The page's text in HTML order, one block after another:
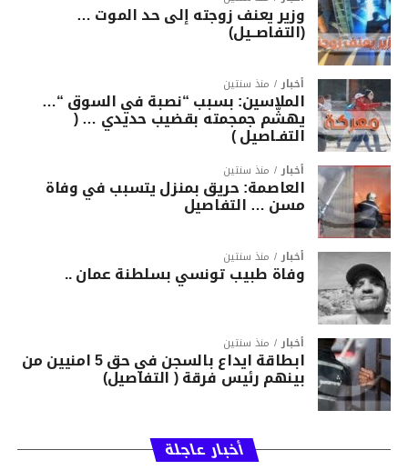
وزير يعنف زوجته إلى حد الموت …
(التفاصــيل)
أخبار منذ سنتين
الملاسين: بسبب “نصبة في السوق “…
يهشّم جمجمته بقضيب حديدي … (
التفـاصيل )
أخبار منذ سنتين
العاصمة: حريق بمنزل يتسبب في وفاة
مسن … التفاصيل
أخبار منذ سنتين
وفاة طبيب تونسي بسلطنة عمان ..
أخبار منذ سنتين
ابطاقة ايداع بالسجن في حق 5 امنيين من
بينهم رئيس فرقة ( التفاصيل)
أخبار عاجلة